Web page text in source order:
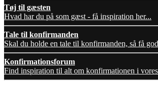
Tøj til gæsten
Hvad har du på som gæst - få inspiration her...
Tale til konfirmanden
Skal du holde en tale til konfirmanden, så få
Konfirmationsforum
Find inspiration til alt om konfirmationen i